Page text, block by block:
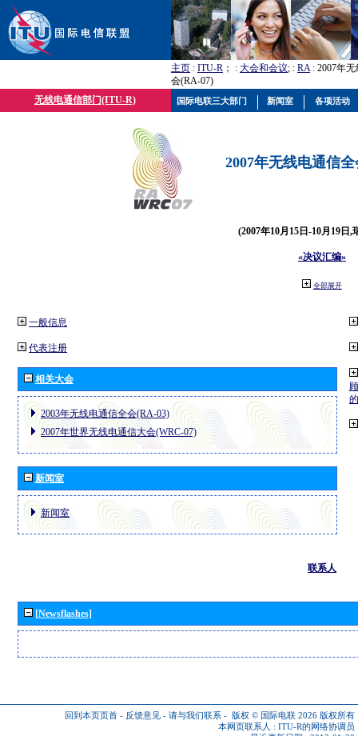
主页 : ITU-R ； : 大会和会议; : RA: 2007年
会(RA-07)
无线电通信部门(ITU-R)
2007年无线电通信
(2007年10月15日-10月19日,
«决议汇编»
全部展开
一般信息
代表注册
相关大会
2003年无线电通信全会(RA-03)
2007年世界无线电通信大会(WRC-07)
新闻室
新闻室
联系人
[Newsflashes]
回到本页页首 - 反馈意见 - 请与我们联系 - 版权 © 国际电联 2026 版权所有
本网页联系人 : ITU-R的网络协调员
国际电联三大部门 新闻室 各项活动